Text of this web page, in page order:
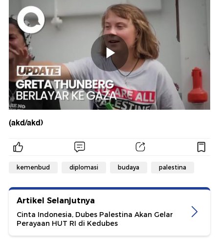
(akd/akd)
kemenbud diplomasi budaya palestina
Artikel Selanjutnya
Cinta Indonesia, Dubes Palestina Akan Gelar
Perayaan HUT RI di Kedubes